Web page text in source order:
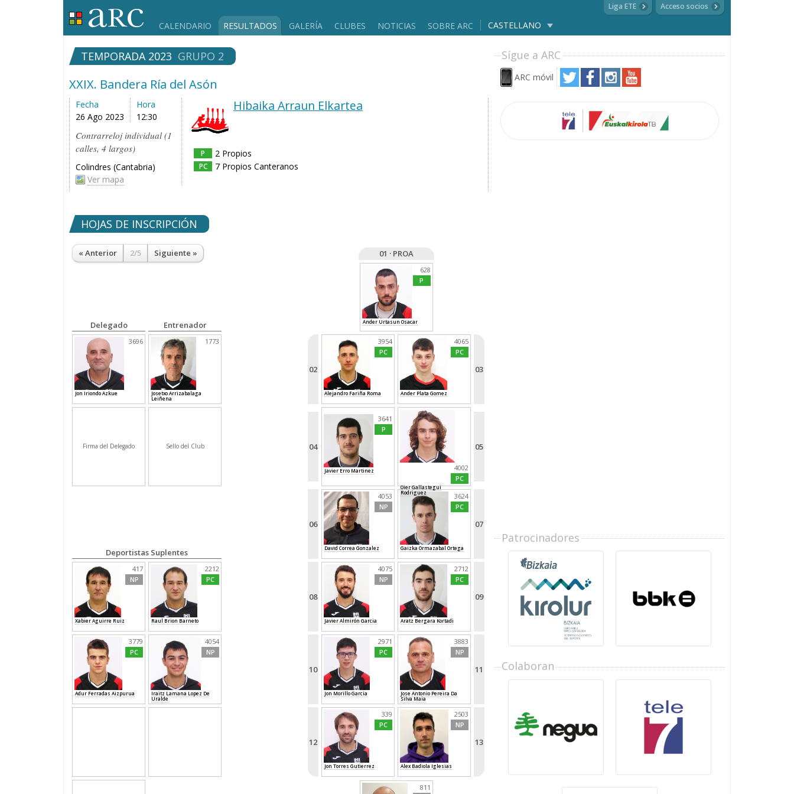
CALENDARIO RESULTADOS GALERÍA CLUBES NOTICIAS SOBRE ARC CASTELLANO
Liga ETE Acceso socios
TEMPORADA 2023 GRUPO 2
XXIX. Bandera Ría del Asón
Fecha
26 Ago 2023
Hora
12:30
Contrarreloj individual (1
calles, 4 largos)
Colindres (Cantabria)
Ver mapa
Hibaika Arraun Elkartea
P 2 Propios
PC 7 Propios Canteranos
HOJAS DE INSCRIPCIÓN
« Anterior 2/5 Siguiente » 01 · PROA
628
P
Ander Urtasun Osacar
Delegado Entrenador
3696
Jon Iriondo Azkue
1773
Josetxo Arrizabalaga
Leiñena
02
3954
PC
Alejandro Fariña Roma
4065
PC
Ander Plata Gomez
03
Firma del Delegado Sello del Club 04
3641
P
Javier Erro Martinez
4002
PC
Oier Gallastegui
Rodriguez
05
Deportistas Suplentes
06
4053
NP
David Correa Gonzalez
3624
PC
Gaizka Ormazabal Ortega
07
417
NP
Xabier Aguirre Ruiz
2212
PC
Raul Brion Barneto
08
4075
NP
Javier Almirón Garcia
2712
PC
Aratz Bergara Kortadi
09
3779
PC
Adur Ferradas Aizpurua
4054
NP
Iraitz Lamana Lopez De
Uralde
10
2971
PC
Jon Morillo Garcia
3883
NP
Jose Antonio Pereira Da
Silva Maia
11
12
339
PC
Jon Torres Gutierrez
2503
NP
Alex Badiola Iglesias
13
811
Sígue a ARC
ARC móvil
Patrocinadores
Colaboran